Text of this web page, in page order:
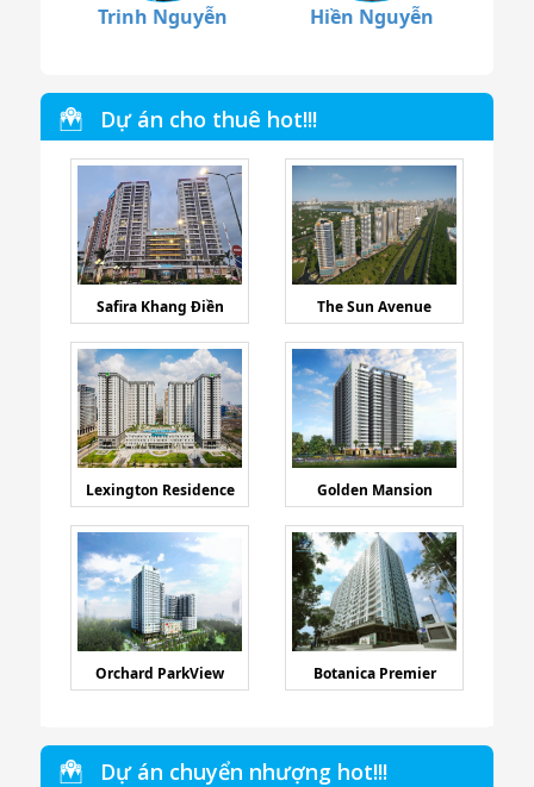
Trinh Nguyễn Hiền Nguyễn
Dự án cho thuê hot!!!
Safira Khang Điền The Sun Avenue
Lexington Residence Golden Mansion
Orchard ParkView Botanica Premier
Dự án chuyển nhượng hot!!!